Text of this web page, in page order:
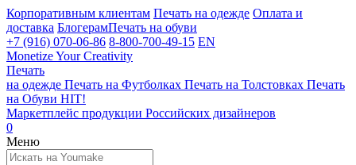
Корпоративным клиентам Печать на одежде Оплата и
доставка БлогерамПечать на обуви
+7 (916) 070-06-86 8-800-700-49-15 EN
Monetize Your Creativity
Печать
на одежде Печать на Футболках Печать на Толстовках Печать
на Обуви HIT!
Маркетплейс продукции Российских дизайнеров
0
Меню